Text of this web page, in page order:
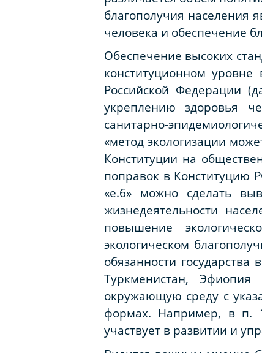
благополучия населения
человека и обеспечение
Обеспечение высоких
конституционном
Российской Федерации
укреплению здоровья
санитарно-
«метод экологизации
Конституции на
поправок в Конституцию
«е.6» можно сделать
жизнедеятельности
повышение
экологическом
обязанности
Туркменистан,
окружающую среду с
формах. Например, в п.
участвует в развитии и